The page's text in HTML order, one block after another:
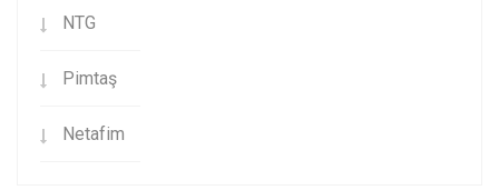
NTG
Pimtaş
Netafim